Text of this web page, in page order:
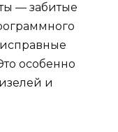
— забитые
особенно
и